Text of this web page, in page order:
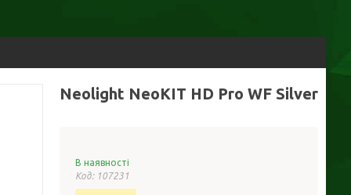
Neolight NeoKIT HD Pro WF Silver
В наявності
Код: 107231